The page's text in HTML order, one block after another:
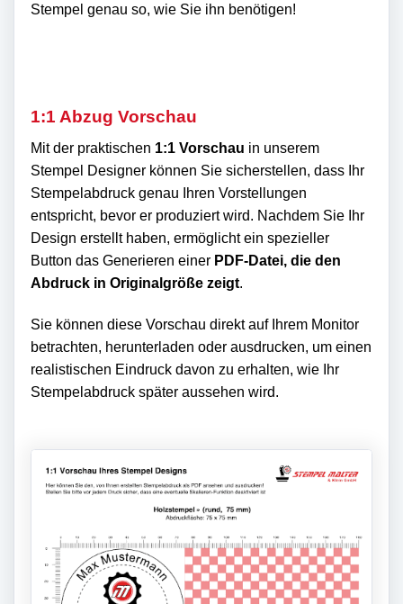
Stempel genau so, wie Sie ihn benötigen!
1:1 Abzug Vorschau
Mit der praktischen 1:1 Vorschau in unserem
Stempel Designer können Sie sicherstellen, dass Ihr
Stempelabdruck genau Ihren Vorstellungen
entspricht, bevor er produziert wird. Nachdem Sie Ihr
Design erstellt haben, ermöglicht ein spezieller
Button das Generieren einer PDF-Datei, die den
Abdruck in Originalgröße zeigt.
Sie können diese Vorschau direkt auf Ihrem Monitor
betrachten, herunterladen oder ausdrucken, um einen
realistischen Eindruck davon zu erhalten, wie Ihr
Stempelabdruck später aussehen wird.